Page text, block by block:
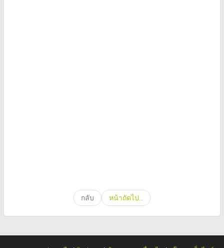
กลับ หน้าถัดไป..